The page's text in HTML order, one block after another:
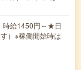
時給1450円～★日
）※稼働開始時は